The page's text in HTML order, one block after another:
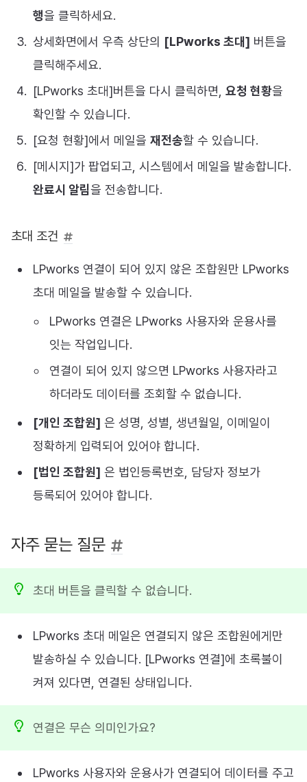
행을 클릭하세요.
상세화면에서 우측 상단의 [LPworks 초대] 버튼을
클릭해주세요.
[LPworks 초대]버튼을 다시 클릭하면, 요청 현황을
확인할 수 있습니다.
[요청 현황]에서 메일을 재전송할 수 있습니다.
[메시지]가 팝업되고, 시스템에서 메일을 발송합니다.
완료시 알림을 전송합니다.
초대 조건
LPworks 연결이 되어 있지 않은 조합원만 LPworks
초대 메일을 발송할 수 있습니다.
LPworks 연결은 LPworks 사용자와 운용사를
잇는 작업입니다.
연결이 되어 있지 않으면 LPworks 사용자라고
하더라도 데이터를 조회할 수 없습니다.
[개인 조합원] 은 성명, 성별, 생년월일, 이메일이
정확하게 입력되어 있어야 합니다.
[법인 조합원] 은 법인등록번호, 담당자 정보가
등록되어 있어야 합니다.
자주 묻는 질문
초대 버튼을 클릭할 수 없습니다.
LPworks 초대 메일은 연결되지 않은 조합원에게만
발송하실 수 있습니다. [LPworks 연결]에 초록불이
켜져 있다면, 연결된 상태입니다.
연결은 무슨 의미인가요?
LPworks 사용자와 운용사가 연결되어 데이터를 주고